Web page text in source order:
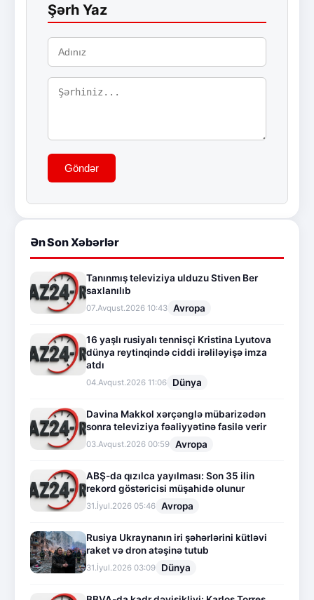
Şərh Yaz
Göndər
Ən Son Xəbərlər
Tanınmış televiziya ulduzu Stiven Ber
saxlanılıb
07.Avqust.2026 10:43 Avropa
16 yaşlı rusiyalı tennisçi Kristina Lyutova
dünya reytinqində ciddi irəliləyişə imza
atdı
04.Avqust.2026 11:06 Dünya
Davina Makkol xərçənglə mübarizədən
sonra televiziya fəaliyyətinə fasilə verir
03.Avqust.2026 00:59 Avropa
ABŞ-da qızılca yayılması: Son 35 ilin
rekord göstəricisi müşahidə olunur
31.İyul.2026 05:46 Avropa
Rusiya Ukraynanın iri şəhərlərini kütləvi
raket və dron atəşinə tutub
31.İyul.2026 03:09 Dünya